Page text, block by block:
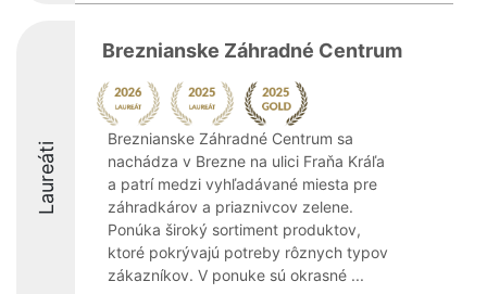
Laureáti
Breznianske Záhradné Centrum
Breznianske Záhradné Centrum sa
nachádza v Brezne na ulici Fraňa Kráľa
a patrí medzi vyhľadávané miesta pre
záhradkárov a priaznivcov zelene.
Ponúka široký sortiment produktov,
ktoré pokrývajú potreby rôznych typov
zákazníkov. V ponuke sú okrasné ...